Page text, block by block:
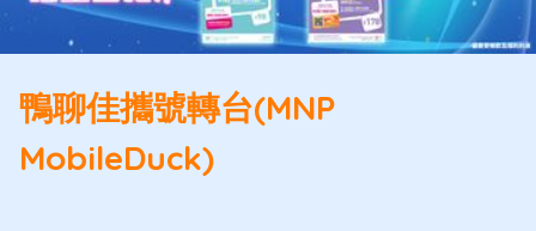
鴨聊佳攜號轉台(MNP
MobileDuck)